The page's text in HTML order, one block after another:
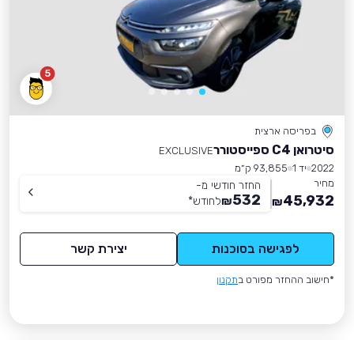
5
בפריסה ארצית
סיטרואן C4 ספייסטורר
EXCLUSIVE
2022 יד 1
93,855 ק״מ
מחיר
45,932
₪
החזר חודשי מ-
532
₪לחודש*
לפגישה בסוכנות יצירת קשר
*חישוב ההחזר מפורט בתקנון